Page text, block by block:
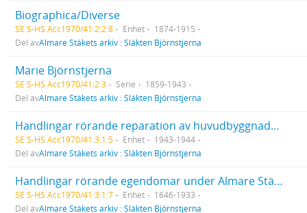
Biographica/Diverse
SE S-HS Acc1970/41:2:2:8 Enhet
1874-1915
Del avAlmare Stäkets arkiv : Släkten Björnstjerna
Marie Björnstjerna
SE S-HS Acc1970/41:2:3 Serie
1859-1943
Del avAlmare Stäkets arkiv : Släkten Björnstjerna
Handlingar rörande reparation av huvudbyggnaden
SE S-HS Acc1970/41:3:1:5 Enhet
1943-1944
Del avAlmare Stäkets arkiv : Släkten Björnstjerna
Handlingar rörande egendomar under Almare Stäket  Diverse
SE S-HS Acc1970/41:3:1:7 Enhet
1646-1933
Del avAlmare Stäkets arkiv : Släkten Björnstjerna